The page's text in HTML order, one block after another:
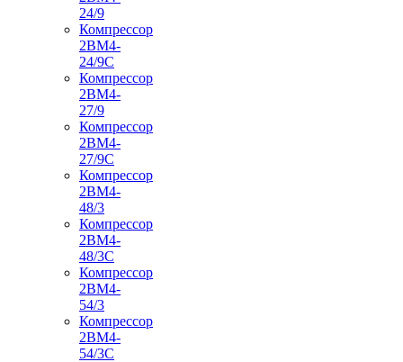
24/9
Компрессор
2ВМ4-
24/9С
Компрессор
2ВМ4-
27/9
Компрессор
2ВМ4-
27/9С
Компрессор
2ВМ4-
48/3
Компрессор
2ВМ4-
48/3С
Компрессор
2ВМ4-
54/3
Компрессор
2ВМ4-
54/3С